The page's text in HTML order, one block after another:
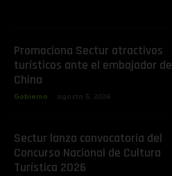
Promociona Sectur atractivos
turísticos ante el embajador de
China
Gobierno agosto 5, 2026
Sectur lanza convocatoria del
Concurso Nacional de Cultura
Turística 2026